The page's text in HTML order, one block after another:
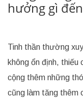
hưởng gì
Tinh thần thường
không ổn định, thiếu
cộng thêm những
cũng làm tăng thêm